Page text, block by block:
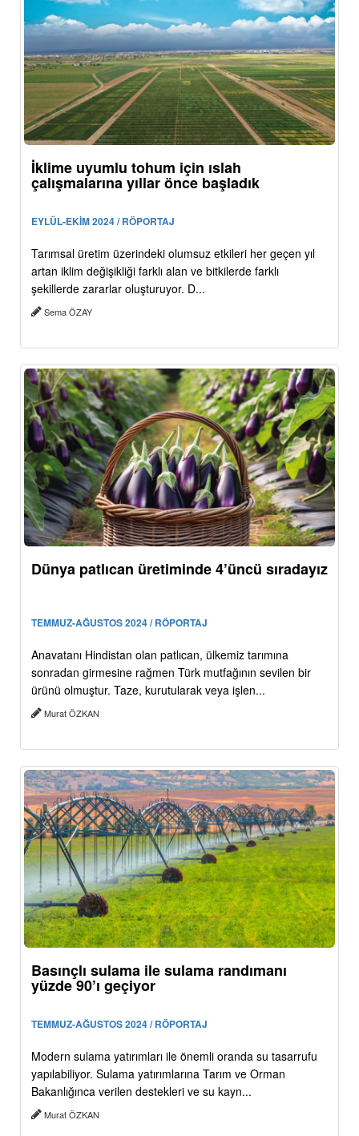
İklime uyumlu tohum için ıslah
çalışmalarına yıllar önce başladık
EYLÜL-EKİM 2024 / RÖPORTAJ
Tarımsal üretim üzerindeki olumsuz etkileri her geçen yıl
artan iklim değişikliği farklı alan ve bitkilerde farklı
şekillerde zararlar oluşturuyor. D...
Sema ÖZAY
Dünya patlıcan üretiminde 4’üncü sıradayız
TEMMUZ-AĞUSTOS 2024 / RÖPORTAJ
Anavatanı Hindistan olan patlıcan, ülkemiz tarımına
sonradan girmesine rağmen Türk mutfağının sevilen bir
ürünü olmuştur. Taze, kurutularak veya işlen...
Murat ÖZKAN
Basınçlı sulama ile sulama randımanı
yüzde 90’ı geçiyor
TEMMUZ-AĞUSTOS 2024 / RÖPORTAJ
Modern sulama yatırımları ile önemli oranda su tasarrufu
yapılabiliyor. Sulama yatırımlarına Tarım ve Orman
Bakanlığınca verilen destekleri ve su kayn...
Murat ÖZKAN